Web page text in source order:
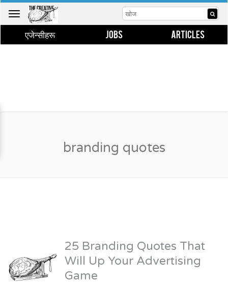
Toggle
navigation
एजेन्सीहरू JOBS ARTICLES
branding quotes
25 Branding Quotes That
Will Up Your Advertising
Game